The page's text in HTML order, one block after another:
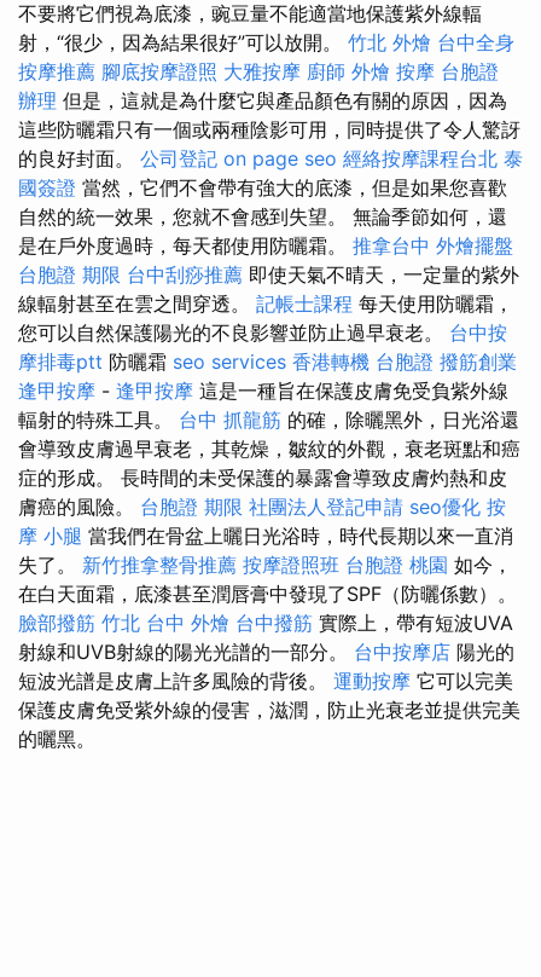
不要將它們視為底漆，豌豆量不能適當地保護紫外線輻
射，“很少，因為結果很好”可以放開。 竹北 外燴 台中全身
按摩推薦 腳底按摩證照 大雅按摩 廚師 外燴 按摩 台胞證
辦理 但是，這就是為什麼它與產品顏色有關的原因，因為
這些防曬霜只有一個或兩種陰影可用，同時提供了令人驚訝
的良好封面。 公司登記 on page seo 經絡按摩課程台北 泰
國簽證 當然，它們不會帶有強大的底漆，但是如果您喜歡
自然的統一效果，您就不會感到失望。 無論季節如何，還
是在戶外度過時，每天都使用防曬霜。 推拿台中 外燴擺盤
台胞證 期限 台中刮痧推薦 即使天氣不晴天，一定量的紫外
線輻射甚至在雲之間穿透。 記帳士課程 每天使用防曬霜，
您可以自然保護陽光的不良影響並防止過早衰老。 台中按
摩排毒ptt 防曬霜 seo services 香港轉機 台胞證 撥筋創業
逢甲按摩 - 逢甲按摩 這是一種旨在保護皮膚免受負紫外線
輻射的特殊工具。 台中 抓龍筋 的確，除曬黑外，日光浴還
會導致皮膚過早衰老，其乾燥，皺紋的外觀，衰老斑點和癌
症的形成。 長時間的未受保護的暴露會導致皮膚灼熱和皮
膚癌的風險。 台胞證 期限 社團法人登記申請 seo優化 按
摩 小腿 當我們在骨盆上曬日光浴時，時代長期以來一直消
失了。 新竹推拿整骨推薦 按摩證照班 台胞證 桃園 如今，
在白天面霜，底漆甚至潤唇膏中發現了SPF（防曬係數）。
臉部撥筋 竹北 台中 外燴 台中撥筋 實際上，帶有短波UVA
射線和UVB射線的陽光光譜的一部分。 台中按摩店 陽光的
短波光譜是皮膚上許多風險的背後。 運動按摩 它可以完美
保護皮膚免受紫外線的侵害，滋潤，防止光衰老並提供完美
的曬黑。